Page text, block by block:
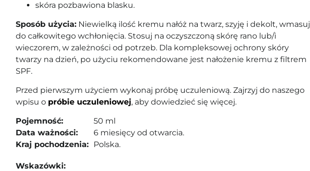
skóra pozbawiona blasku.
Sposób użycia: Niewielką ilość kremu nałóż na twarz, szyję i dekolt, wmasuj
do całkowitego wchłonięcia. Stosuj na oczyszczoną skórę rano lub/i
wieczorem, w zależności od potrzeb. Dla kompleksowej ochrony skóry
twarzy na dzień, po użyciu rekomendowane jest nałożenie kremu z filtrem
SPF.
Przed pierwszym użyciem wykonaj próbę uczuleniową. Zajrzyj do naszego
wpisu o próbie uczuleniowej, aby dowiedzieć się więcej.
Pojemność:
50 ml
Data ważności:
6 miesięcy od otwarcia.
Kraj pochodzenia: Polska.
Wskazówki: